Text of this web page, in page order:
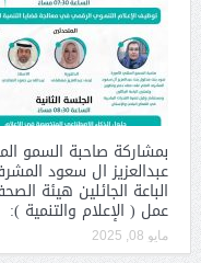
بمشاركة صاحبة السمو
عبدالعزيز ال سعود
الباعة الجائلين هيئة
عمل ( الإعلام والتنمية ):
مايو 08, 2025